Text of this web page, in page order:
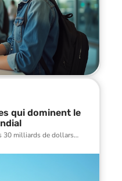
qui dominent le
30 milliards de dollars…